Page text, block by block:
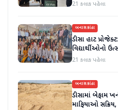
21 કલાક પહેલા
બનાસકાંઠા
ડીસા હાટ
વિદ્યાર્થીઓનો
21 કલાક પહેલા
બનાસકાંઠા
ડીસામાં બેફામ
માફિયાઓ